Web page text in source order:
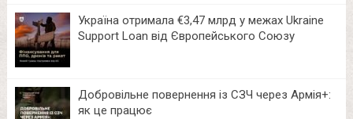
Україна отримала €3,47 млрд у межах Ukraine
Support Loan від Європейського Союзу
Добровільне повернення із СЗЧ через Армія+:
як це працює